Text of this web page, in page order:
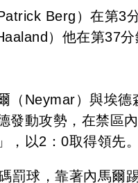
Berg）在第3
）他在第37
（Neymar）與埃
發動攻勢，在禁區
，以2：0取得領先。
罰球，靠著內馬爾